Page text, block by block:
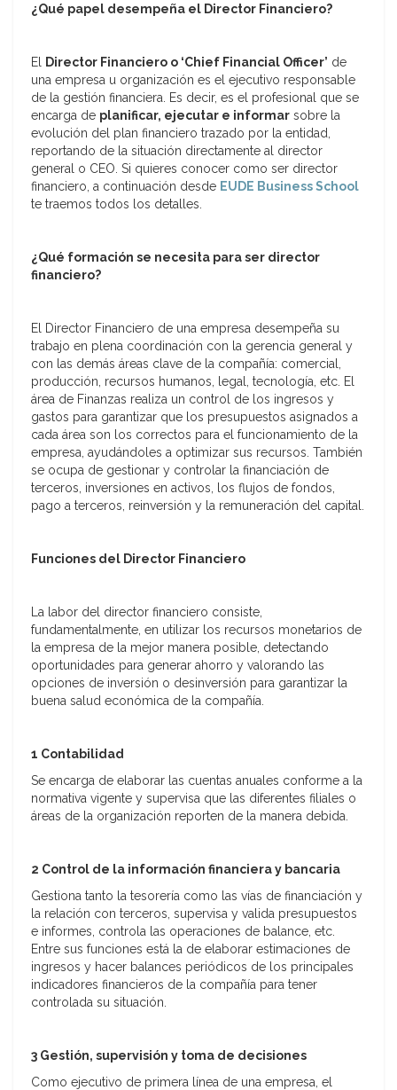
¿Qué papel desempeña el Director Financiero?
El Director Financiero o ‘Chief Financial Officer’ de
una empresa u organización es el ejecutivo responsable
de la gestión financiera. Es decir, es el profesional que se
encarga de planificar, ejecutar e informar sobre la
evolución del plan financiero trazado por la entidad,
reportando de la situación directamente al director
general o CEO. Si quieres conocer como ser director
financiero, a continuación desde EUDE Business School
te traemos todos los detalles.
¿Qué formación se necesita para ser director
financiero?
El Director Financiero de una empresa desempeña su
trabajo en plena coordinación con la gerencia general y
con las demás áreas clave de la compañía: comercial,
producción, recursos humanos, legal, tecnología, etc. El
área de Finanzas realiza un control de los ingresos y
gastos para garantizar que los presupuestos asignados a
cada área son los correctos para el funcionamiento de la
empresa, ayudándoles a optimizar sus recursos. También
se ocupa de gestionar y controlar la financiación de
terceros, inversiones en activos, los flujos de fondos,
pago a terceros, reinversión y la remuneración del capital.
Funciones del Director Financiero
La labor del director financiero consiste,
fundamentalmente, en utilizar los recursos monetarios de
la empresa de la mejor manera posible, detectando
oportunidades para generar ahorro y valorando las
opciones de inversión o desinversión para garantizar la
buena salud económica de la compañía.
1 Contabilidad
Se encarga de elaborar las cuentas anuales conforme a la
normativa vigente y supervisa que las diferentes filiales o
áreas de la organización reporten de la manera debida.
2 Control de la información financiera y bancaria
Gestiona tanto la tesorería como las vías de financiación y
la relación con terceros, supervisa y valida presupuestos
e informes, controla las operaciones de balance, etc.
Entre sus funciones está la de elaborar estimaciones de
ingresos y hacer balances periódicos de los principales
indicadores financieros de la compañía para tener
controlada su situación.
3 Gestión, supervisión y toma de decisiones
Como ejecutivo de primera línea de una empresa, el